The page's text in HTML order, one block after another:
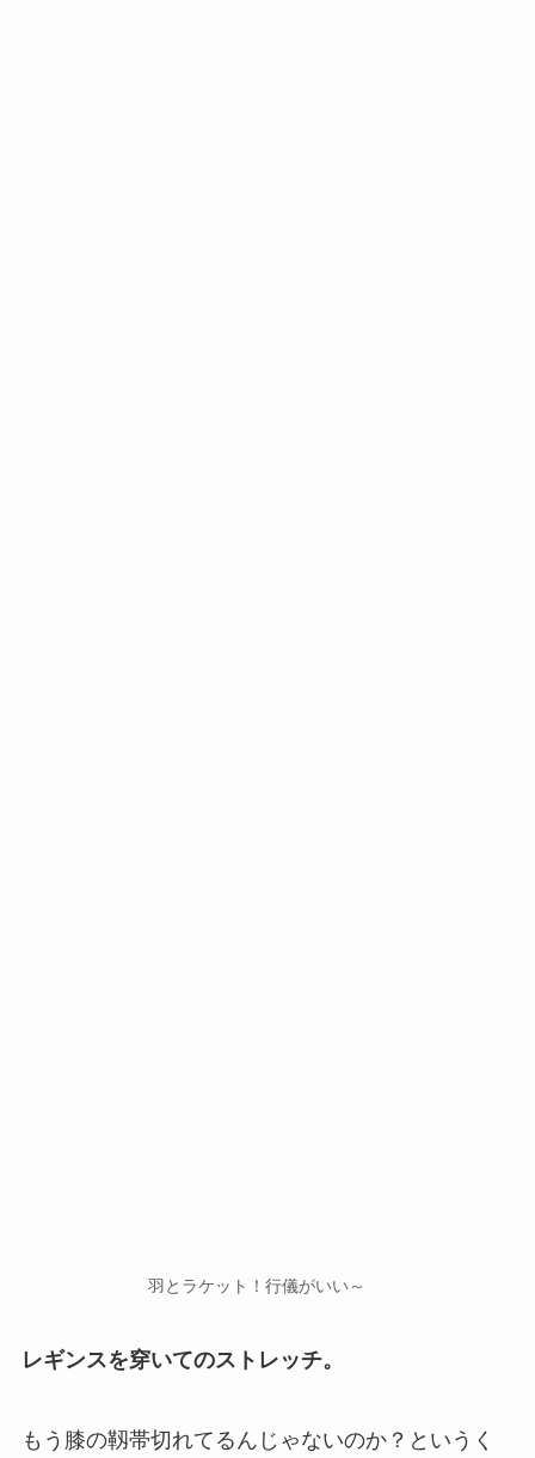
羽とラケット！行儀がいい～
レギンスを穿いてのストレッチ。
もう膝の靱帯切れてるんじゃないのか？というく